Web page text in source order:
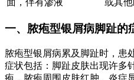
一、脓疱型银屑病脚趾的
脓疱型银屑病累及脚趾时，患
症状包括：脚趾皮肤出现许多
疱，脓疱周围皮肤红肿、炎症